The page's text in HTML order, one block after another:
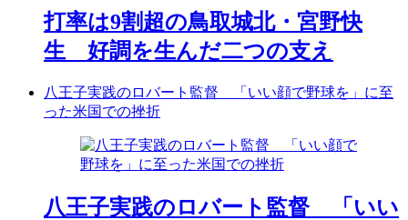
打率は9割超の鳥取城北・宮野快
生 好調を生んだ二つの支え
八王子実践のロバート監督 「いい顔で野球を」に至
った米国での挫折
八王子実践のロバート監督 「いい